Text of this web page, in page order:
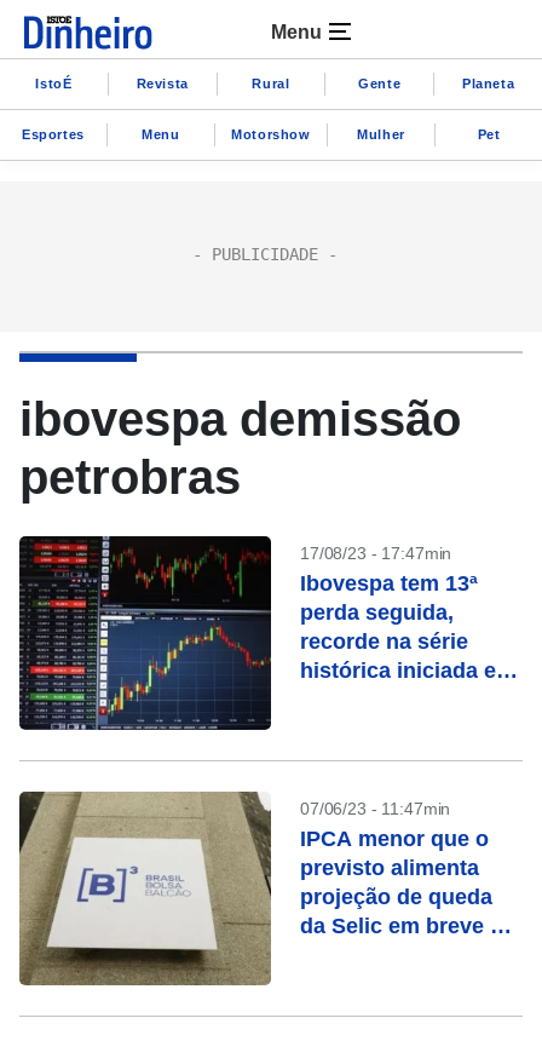
Menu
IstoÉ Revista Rural Gente Planeta
Esportes Menu Motorshow Mulher Pet
ibovespa demissão
petrobras
17/08/23 - 17:47min
Ibovespa tem 13ª
perda seguida,
recorde na série
histórica iniciada em
07/06/23 - 11:47min
IPCA menor que o
previsto alimenta
projeção de queda
da Selic em breve e